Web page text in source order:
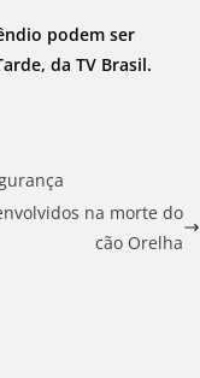
podem ser
da TV Brasil.
na morte do
cão Orelha